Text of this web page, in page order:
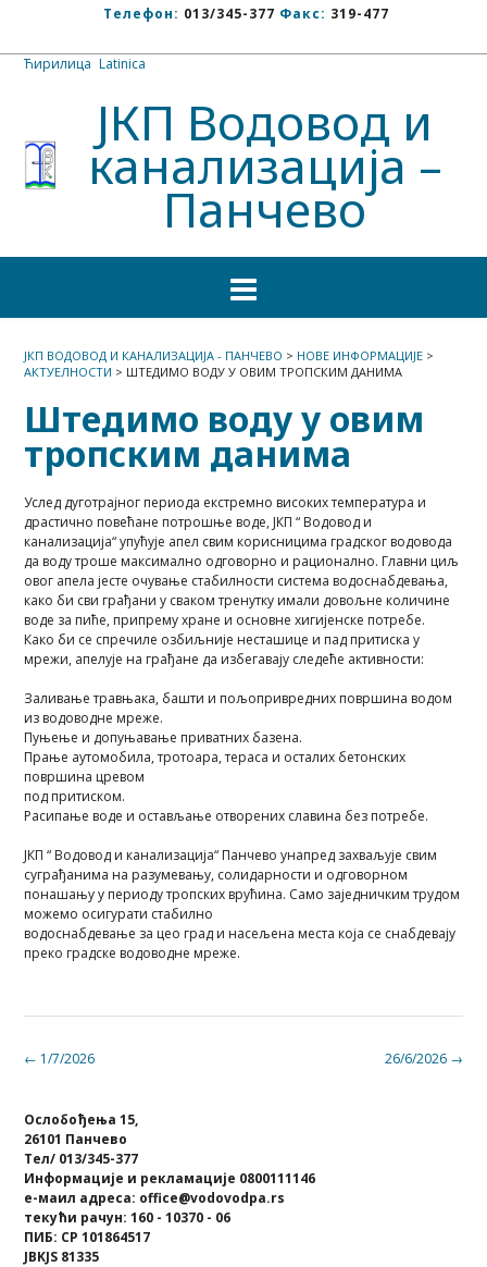
Телефон: 013/345-377 Факс: 319-477
Ћирилица Latinica
ЈКП Водовод и
канализација –
Панчево
ЈКП ВОДОВОД И КАНАЛИЗАЦИЈА - ПАНЧЕВО > НОВЕ ИНФОРМАЦИЈЕ >
АКТУЕЛНОСТИ > ШТЕДИМО ВОДУ У ОВИМ ТРОПСКИМ ДАНИМА
Штедимо воду у овим
тропским данима
Услед дуготрајног периода екстремно високих температура и
драстично повећане потрошње воде, ЈКП “ Водовод и
канализација“ упућује апел свим корисницима градског водовода
да воду троше максимално одговорно и рационално. Главни циљ
овог апела јесте очување стабилности система водоснабдевања,
како би сви грађани у сваком тренутку имали довољне количине
воде за пиће, припрему хране и основне хигијенске потребе.
Како би се спречиле озбиљније несташице и пад притиска у
мрежи, апелује на грађане да избегавају следеће активности:
Заливање травњака, башти и пољопривредних површина водом
из водоводне мреже.
Пуњење и допуњавање приватних базена.
Прање аутомобила, тротоара, тераса и осталих бетонских
површина цревом
под притиском.
Расипање воде и остављање отворених славина без потребе.
ЈКП “ Водовод и канализација“ Панчево унапред захваљује свим
суграђанима на разумевању, солидарности и одговорном
понашању у периоду тропских врућина. Само заједничким трудом
можемо осигурати стабилно
водоснабдевање за цео град и насељена места која се снабдевају
преко градске водоводне мреже.
Post 26/6/2026 →
← 1/7/2026
Ослобођења 15,
26101 Панчево
Тел/ 013/345-377
Информације и рекламације 0800111146
е-маил адреса: office@vodovodpa.rs
текући рачун: 160 - 10370 - 06
ПИБ: СР 101864517
JBKJS 81335